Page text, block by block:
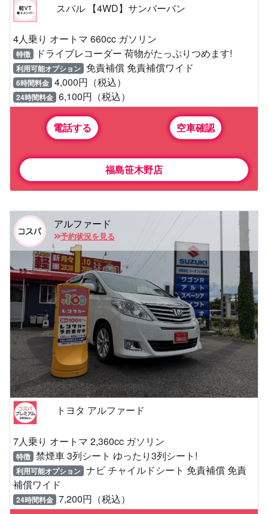
スバル 【4WD】サンバーバン
4人乗り オートマ 660cc ガソリン
特徴 ドライブレコーダー 荷物がたっぷりつめます!
利用可能オプション 免責補償 免責補償ワイド
6時間料金 4,000円（税込）
24時間料金 6,100円（税込）
電話する 空車確認
福島笹木野店
アルファード
予約状況を見る
トヨタ アルファード
7人乗り オートマ 2,360cc ガソリン
特徴 禁煙車 3列シート ゆったり3列シート!
利用可能オプション ナビ チャイルドシート 免責補償 免責
補償ワイド
24時間料金 7,200円（税込）